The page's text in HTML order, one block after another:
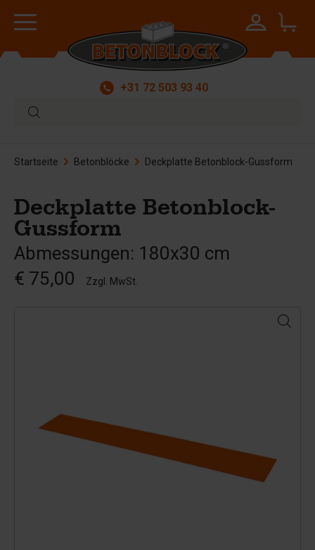
+31 72 503 93 40
Startseite Betonblöcke Deckplatte Betonblock-Gussform
Deckplatte Betonblock-
Gussform
Abmessungen: 180x30 cm
€ 75,00
Zzgl. MwSt.